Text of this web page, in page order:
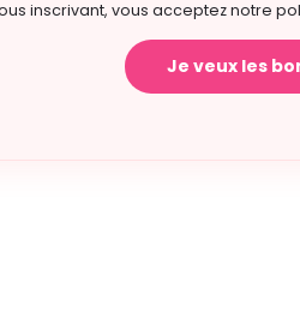
inscrivant, vous acceptez notre